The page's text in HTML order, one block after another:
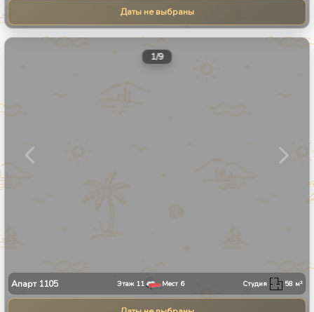
Даты не выбраны
1/9
Апарт 1105 Этаж 11 Мест 6 Студия 58 м²